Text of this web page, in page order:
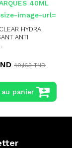
HYDRA
ANTI
49,163 TND
panier